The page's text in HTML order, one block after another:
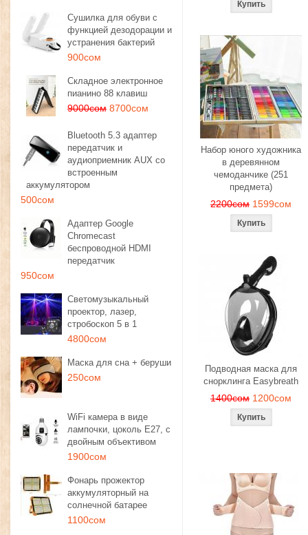
Сушилка для обуви с
функцией дезодорации и
устранения бактерий
900сом
Складное электронное
пианино 88 клавиш
9000сом 8700сом
Bluetooth 5.3 адаптер
передатчик и
аудиоприемник AUX со
встроенным
аккумулятором
500сом
Адаптер Google
Chromecast
беспроводной HDMI
передатчик
950сом
Светомузыкальный
проектор, лазер,
стробоскоп 5 в 1
4800сом
Маска для сна + беруши
250сом
WiFi камера в виде
лампочки, цоколь E27, с
двойным объективом
1900сом
Фонарь прожектор
аккумуляторный на
солнечной батарее
1100сом
Набор юного художника
в деревянном
чемоданчике (251
предмета)
2200сом 1599сом
Подводная маска для
снорклинга Easybreath
1400сом 1200сом